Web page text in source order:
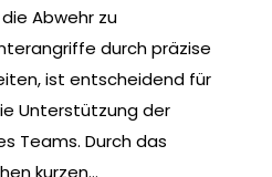
Abwehr zu
durch präzise
ist entscheidend für
Unterstützung der
Teams. Durch das